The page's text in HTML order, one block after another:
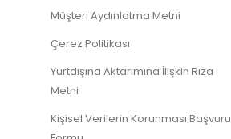
Müşteri Aydınlatma Metni
Çerez Politikası
Yurtdışına Aktarımına İlişkin Rıza
Metni
Kişisel Verilerin Korunması Başvuru